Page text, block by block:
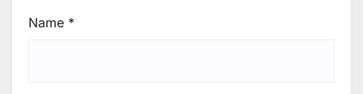
Name *